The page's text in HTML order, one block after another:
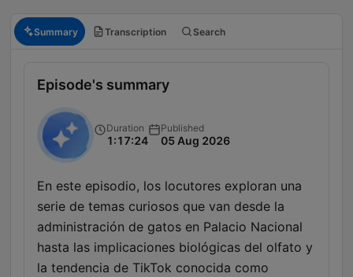
Summary Transcription Search
Episode's summary
Duration
1:17:24
Published
05 Aug 2026
En este episodio, los locutores exploran una
serie de temas curiosos que van desde la
administración de gatos en Palacio Nacional
hasta las implicaciones biológicas del olfato y
la tendencia de TikTok conocida como